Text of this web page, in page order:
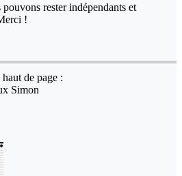
rester indépendants et
!
de page :
Simon